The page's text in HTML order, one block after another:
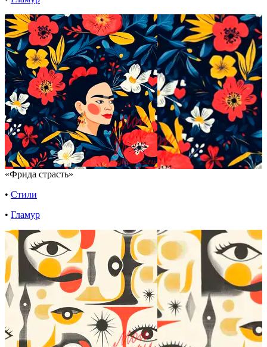
«Фрида страсть»
• Стили
• Гламур